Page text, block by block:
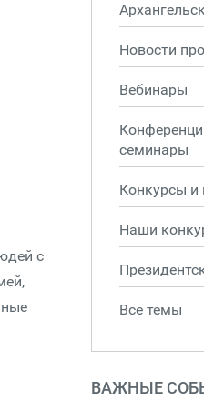
с
Новости
Вебинары
семинары
Конкурсы и
Наши
Все темы
ВАЖНЫЕ